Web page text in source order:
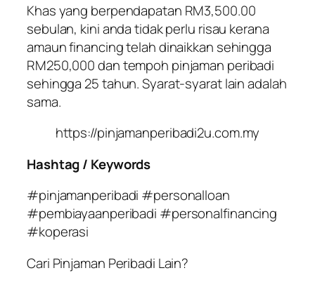
Khas yang berpendapatan RM3,500.00
sebulan, kini anda tidak perlu risau kerana
amaun financing telah dinaikkan sehingga
RM250,000 dan tempoh pinjaman peribadi
sehingga 25 tahun. Syarat-syarat lain adalah
sama.
https://pinjamanperibadi2u.com.my
Hashtag / Keywords
#pinjamanperibadi #personalloan
#pembiayaanperibadi #personalfinancing
#koperasi
Cari Pinjaman Peribadi Lain?